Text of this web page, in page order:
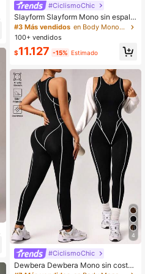
#CiclismoChic
Slayform Slayform Mono sin espald
a y sin mangas negro sin costuras p
ara mujer
#3 Más vendidos
en Body Monos y bodies deportivos para mujer
100+ vendidos
$11.127 -15% Estimado
4
#CiclismoChic
Dewbera Dewbera Mono sin costur